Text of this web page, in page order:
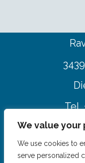
We value your
We use cookies to
serve personalized
Tel.